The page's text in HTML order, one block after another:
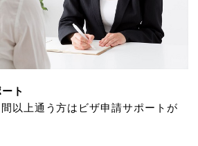
ト
以上通う方はビザ申請サポートが